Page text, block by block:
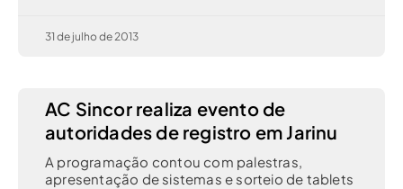
31 de julho de 2013
AC Sincor realiza evento de
autoridades de registro em Jarinu
A programação contou com palestras,
apresentação de sistemas e sorteio de tablets